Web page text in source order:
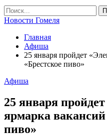
Новости Гомеля
Главная
Афиша
25 января пройдет
«Брестское пиво»
Афиша
25 января
ярмарка
пиво»